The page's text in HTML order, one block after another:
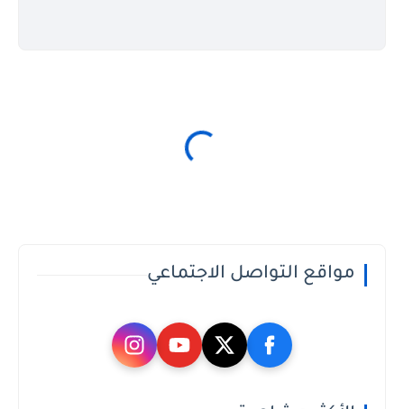
مواقع التواصل الاجتماعي